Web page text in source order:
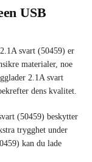
USB
svart (50459) er
materialer, noe
2.1A svart
dens kvalitet.
(50459) beskytter
trygghet under
kan du lade